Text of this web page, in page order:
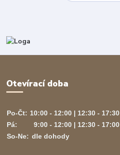
Otevírací doba
Po-Čt: 10:00 - 12:00 | 12:30 - 17:30
Pá:
9:00 - 12:00 | 12:30 - 17:00
So-Ne: dle dohody